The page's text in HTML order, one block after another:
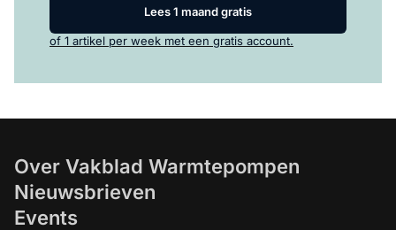
Lees 1 maand gratis
of 1 artikel per week met een gratis account.
Over Vakblad Warmtepompen
Nieuwsbrieven
Events